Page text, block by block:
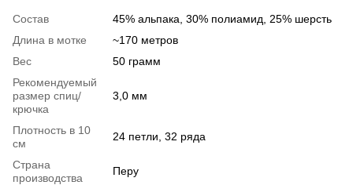
Cостав
45% альпака, 30% полиамид, 25% шерсть
Длина в мотке
~170 метров
Вес
50 грамм
Рекомендуемый
размер спиц/
крючка
3,0 мм
Плотность в 10
см
24 петли, 32 ряда
Страна
производства
Перу